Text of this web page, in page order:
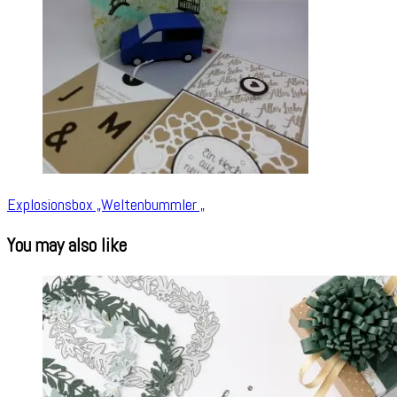
Explosionsbox „Weltenbummler „
You may also like